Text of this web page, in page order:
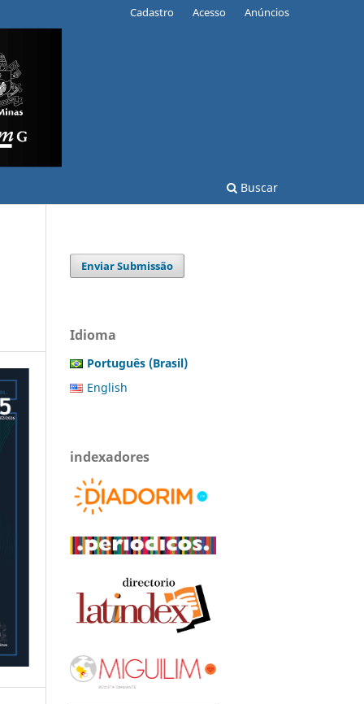
Buscar
Cadastro Acesso Anúncios
Enviar Submissão
Idioma
Português (Brasil)
English
indexadores